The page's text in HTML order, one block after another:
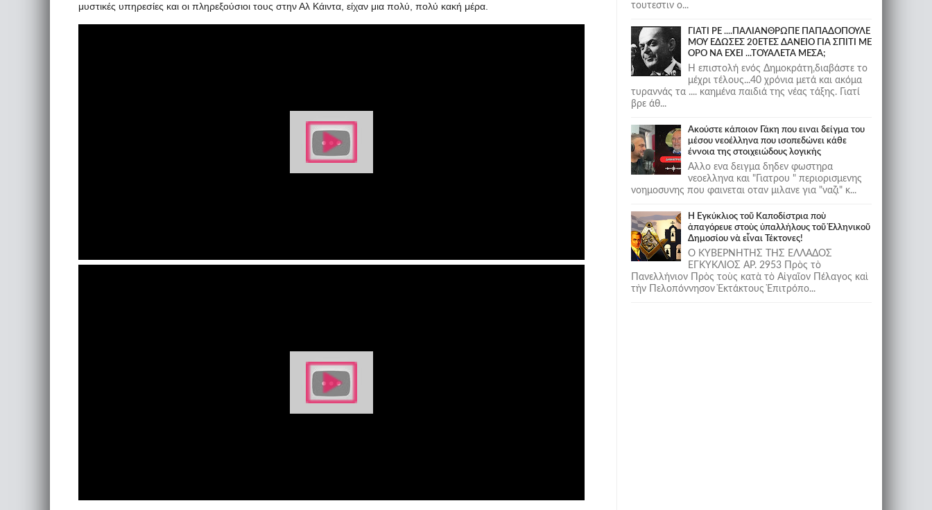
μυστικές υπηρεσίες και οι πληρεξούσιοι τους στην Αλ Κάιντα, είχαν μια πολύ, πολύ κακή μέρα.
τουτεστιν ο...
ΓΙΑΤΙ ΡΕ ....ΠΑΛΙΑΝΘΡΩΠΕ ΠΑΠΑΔΟΠΟΥΛΕ
ΜΟΥ ΕΔΩΣΕΣ 20ΕΤΕΣ ΔΑΝΕΙΟ ΓΙΑ ΣΠΙΤΙ ΜΕ
ΟΡΟ ΝΑ ΕΧΕΙ ...ΤΟΥΑΛΕΤΑ ΜΕΣΑ;
Η επιστολή ενός Δημοκράτη,διαβάστε το
μέχρι τέλους...40 χρόνια μετά και ακόμα
τυραννάς τα .... καημένα παιδιά της νέας τάξης. Γιατί
βρε άθ...
Ακούστε κάποιον Γάκη που ειναι δείγμα του
μέσου νεοέλληνα που ισοπεδώνει κάθε
έννοια της στοιχειώδους λογικής
Αλλο ενα δειγμα δηδεν φωστηρα
νεοελληνα και "Γιατρου " περιορισμενης
νοημοσυνης που φαινεται οταν μιλανε για "ναζι" κ...
Ἡ Ἐγκύκλιος τοῦ Καποδίστρια ποὺ
ἀπαγόρευε στοὺς ὑπαλλήλους τοῦ Ἑλληνικοῦ
Δημοσίου νὰ εἶναι Τέκτονες!
Ο ΚΥΒΕΡΝΗΤΗΣ ΤΗΣ ΕΛΛΑΔΟΣ
ΕΓΚΥΚΛΙΟΣ ΑΡ. 2953 Πρὸς τὸ
Πανελλήνιον Πρὸς τοὺς κατὰ τὸ Αἰγαῖον Πέλαγος καὶ
τὴν Πελοπόννησον Ἐκτάκτους Ἐπιτρόπο...